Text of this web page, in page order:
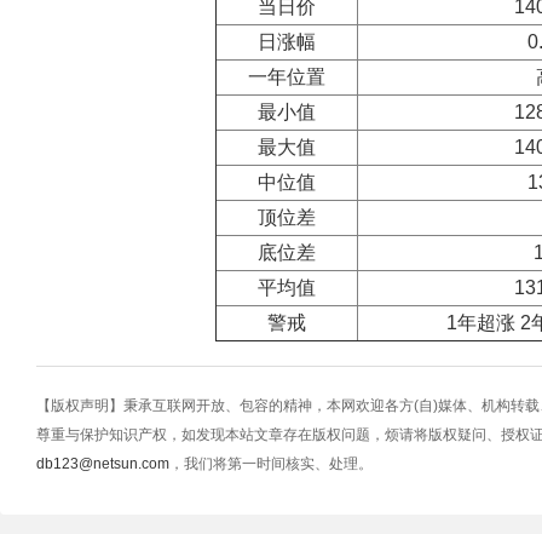
当日价
日涨幅
一年位置
最小值
最大值
中位值
顶位差
底位差
平均值
警戒
1年超涨 2
【版权声明】秉承互联网开放、包容的精神，本网欢迎各方(自)媒体、机构转
尊重与保护知识产权，如发现本站文章存在版权问题，烦请将版权疑问、授权
db123@netsun.com ，我们将第一时间核实、处理。